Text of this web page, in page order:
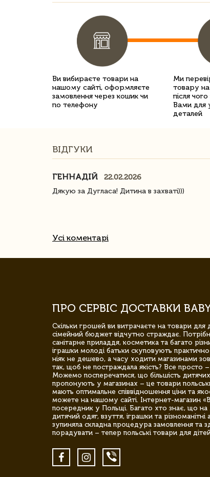
Ви вибираєте товари на
нашому сайті, оформляєте
замовлення через кошик чи
по телефону
Ми
товару на
після
Вами для
деталей
ВІДГУКИ
ГЕННАДІЙ
22.02.2026
Дякую за Дугласа! Дитина в захваті)))
Усі коментарі
ПРО СЕРВІС ДОСТАВКИ
Скільки грошей ви витрачаєте на товари для
сімейний бюджет відчутно страждає.
санітарне приладдя, косметика та багато
іграшки молоді батьки скуповують
ніяк не дешево, а часу ходити магазинами
так, щоб не постраждала якість? Все просто
Можемо посперечатися, що більшість
пропонують у магазинах – це товари
мають оптимальне співвідношення ціни та
можете на нашому сайті. Інтернет-магазин
посередник у Польщі. Багато хто знає, що
дитячий одяг, взуття, іграшки та
зупиняла складна процедура замовлення та
порадувати – тепер польські товари для